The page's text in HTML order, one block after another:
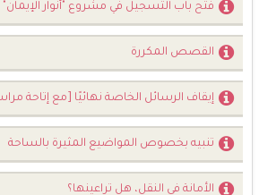
فتح باب التسجيل في مشروع "أنوار الإيمان"
القصص المكررة
إيقاف الرسائل الخاصة نهائيًا [مع إتاحة
تنبيه بخصوص المواضيع المثيرة بالساحة
الأمانة في النقل، هل تراعينها؟